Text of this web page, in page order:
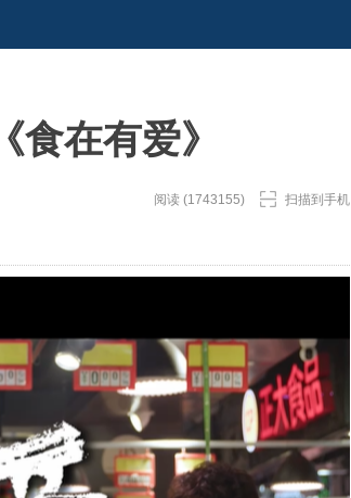
食在有爱》
阅读 (1743155) 扫描到手机